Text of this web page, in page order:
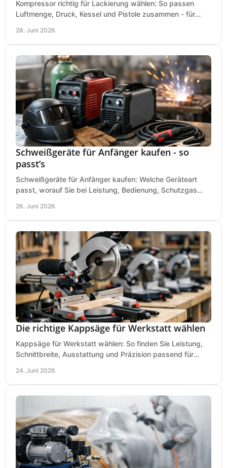
Kompressor richtig für Lackierung wählen: So passen
Luftmenge, Druck, Kessel und Pistole zusammen - für
28. Juni 2026
Schweißgeräte für Anfänger kaufen - so
passt’s
Schweißgeräte für Anfänger kaufen: Welche Geräteart
passt, worauf Sie bei Leistung, Bedienung, Schutzgas
26. Juni 2026
Die richtige Kappsäge für Werkstatt wählen
Kappsäge für Werkstatt wählen: So finden Sie Leistung,
Schnittbreite, Ausstattung und Präzision passend für
24. Juni 2026